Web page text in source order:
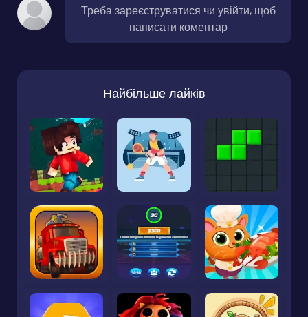
Треба зареєструватися чи увійти, щоб
написати коментар
Найбільше лайків